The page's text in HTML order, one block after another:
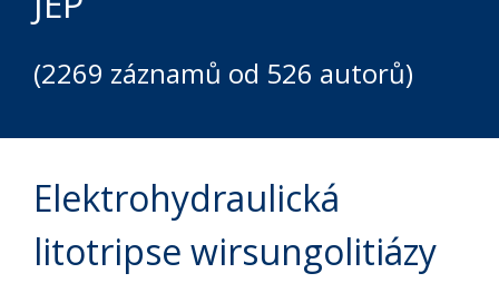
(2269 záznamů od 526 autorů)
Elektrohydraulická
litotripse wirsungolitiázy